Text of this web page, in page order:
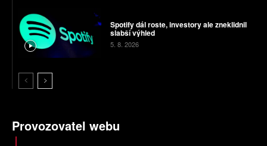
Spotify dál roste, investory ale zneklidnil
slabší výhled
5. 8. 2026
Provozovatel webu